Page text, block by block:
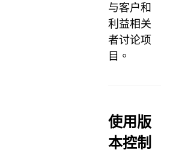
与客户和
利益相关
者讨论项
目。
使用版
本控制